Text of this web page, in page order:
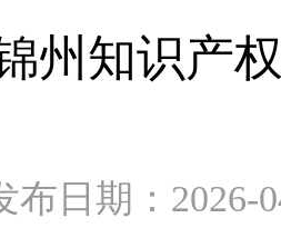
州知识产
布日期：